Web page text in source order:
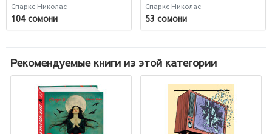
Спаркс Николас
104 сомони
Спаркс Николас
53 сомони
Рекомендуемые книги из этой категории